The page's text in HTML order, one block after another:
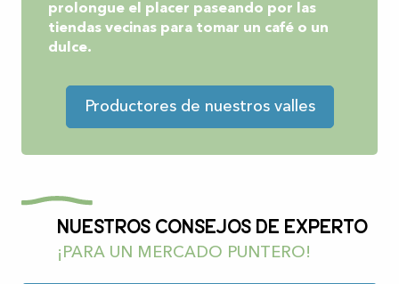
prolongue el placer paseando por las
tiendas vecinas para tomar un café o un
dulce.
Productores de nuestros valles
Nuestros consejos de experto
¡PARA UN MERCADO PUNTERO!